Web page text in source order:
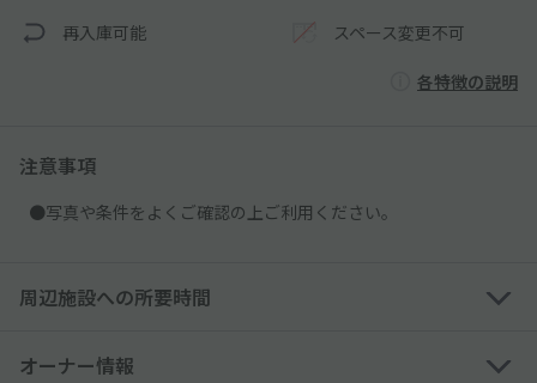
再入庫可能 スペース変更不可
各特徴の説明
注意事項
●写真や条件をよくご確認の上ご利用ください。
周辺施設への所要時間
オーナー情報